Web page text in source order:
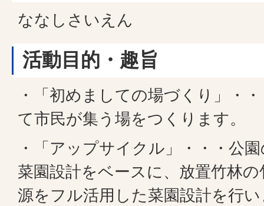
ななしさいえん
活動目的・趣旨
・「初めましての場づくり」・
て市民が集う場をつくります。
・「アップサイクル」・・・公
菜園設計をベースに、放置竹林
源をフル活用した菜園設計を行